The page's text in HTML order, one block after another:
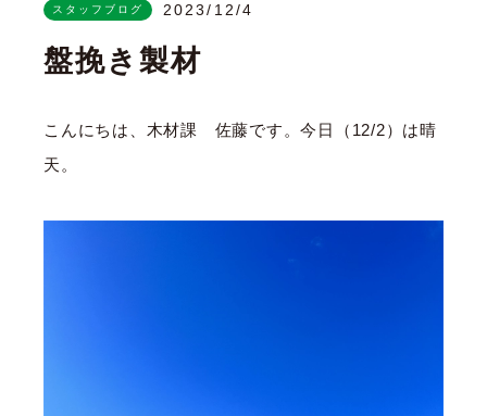
スタッフブログ 2023/12/4
盤挽き製材
こんにちは、木材課 佐藤です。今日（12/2）は晴
天。